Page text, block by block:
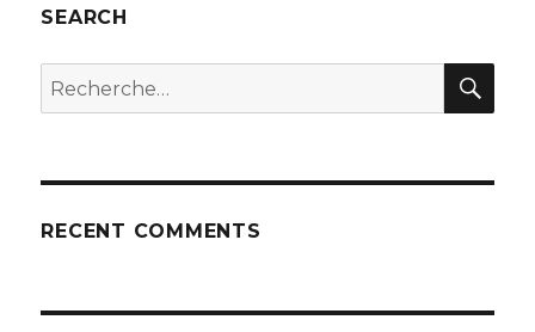
SEARCH
Recherche
pour
RECENT COMMENTS